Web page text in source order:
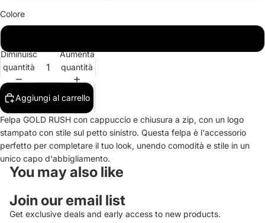
Colore
Diminuisci
quantità
Aumenta
quantità
Aggiungi al carrello
Felpa GOLD RUSH con cappuccio e chiusura a zip, con un logo
stampato con stile sul petto sinistro. Questa felpa è l'accessorio
perfetto per completare il tuo look, unendo comodità e stile in un
unico capo d'abbigliamento.
You may also like
Join our email list
Get exclusive deals and early access to new products.
Informativa sui rimborsi